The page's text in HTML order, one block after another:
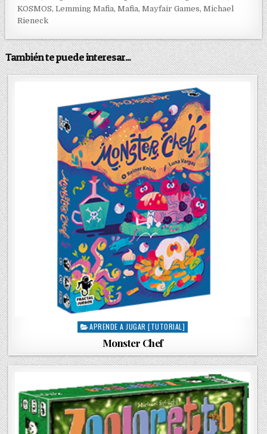
KOSMOS,Lemming Mafia,Mafia,Mayfair Games,Michael
Rieneck
También te puede interesar...
P
t
d
i
n
APRENDE A JUGAR [TUTORIAL]
Monster Chef